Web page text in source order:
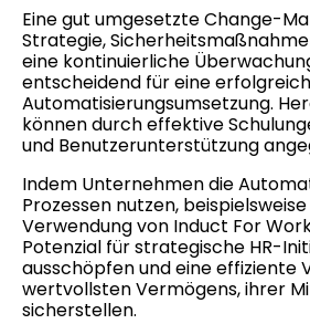
Eine gut umgesetzte Change-
Strategie,
eine kontinuierliche
entscheidend für eine
Automatisierungsumsetzung.
können durch effektive
und Benutzerunterstützung
Indem Unternehmen die
Prozessen nutzen,
Verwendung von Induct For
Potenzial für strategische HR-
ausschöpfen und eine effiziente
wertvollsten Vermögens, ihrer
sicherstellen.